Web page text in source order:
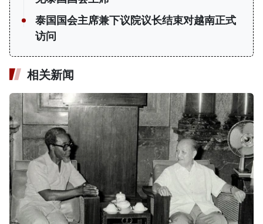
泰国国会主席兼下议院议长结束对越南正式
访问
相关新闻